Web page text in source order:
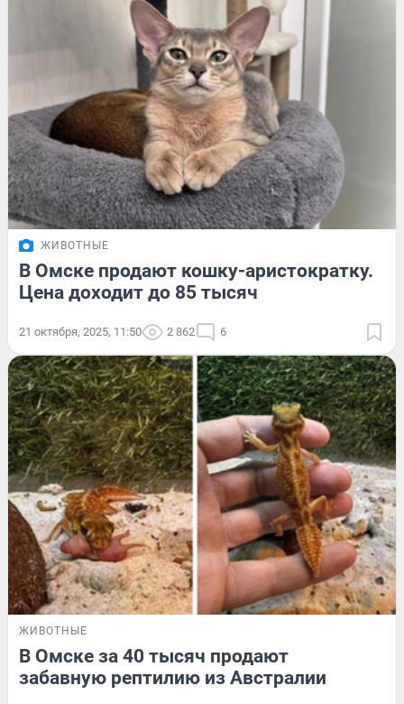
ЖИВОТНЫЕ
В Омске продают кошку-аристократку.
Цена доходит до 85 тысяч
21 октября, 2025, 11:50 2 862 6
ЖИВОТНЫЕ
В Омске за 40 тысяч продают
забавную рептилию из Австралии